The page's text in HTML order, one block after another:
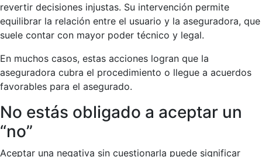
revertir decisiones injustas. Su intervención permite
equilibrar la relación entre el usuario y la aseguradora, que
suele contar con mayor poder técnico y legal.
En muchos casos, estas acciones logran que la
aseguradora cubra el procedimiento o llegue a acuerdos
favorables para el asegurado.
No estás obligado a aceptar un
“no”
Aceptar una negativa sin cuestionarla puede significar